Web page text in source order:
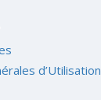
d’Utilisation